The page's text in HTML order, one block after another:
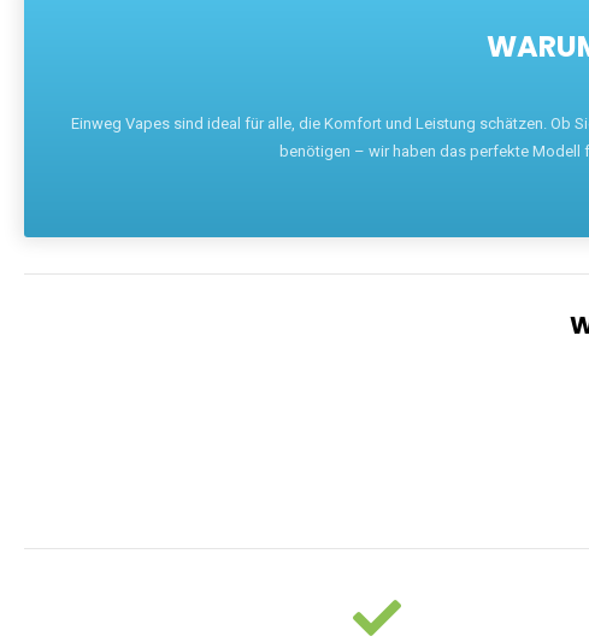
Einweg Vapes sind ideal für alle, die Komfort und Leistung schätzen. Ob
benötigen – wir haben das perfekte Modell